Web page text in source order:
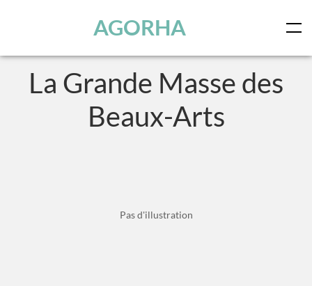
AGORHA
La Grande Masse des
Beaux-Arts
Pas d'illustration